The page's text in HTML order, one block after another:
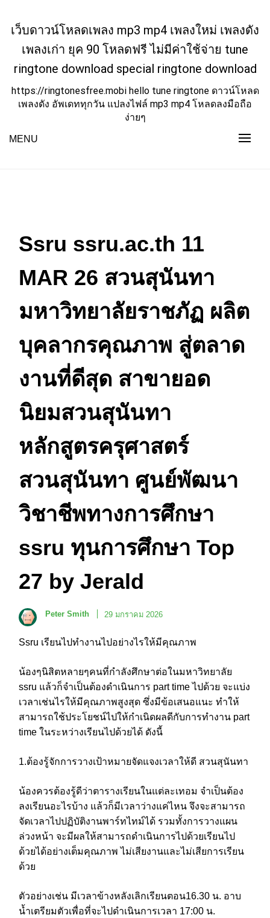
content
เว็บดาวน์โหลดเพลง mp3 mp4 เพลงใหม่ เพลงดัง
เพลงเก่า ยุค 90 โหลดฟรี ไม่มีค่าใช้จ่าย tune
ringtone download special ringtone download
https://ringtonesfree.mobi hello tune ringtone ดาวน์โหลด
เพลงดัง อัพเดททุกวัน แปลงไฟล์ mp3 mp4 โหลดลงมือถือ
ง่ายๆ
MENU
Ssru ssru.ac.th 11
MAR 26 สวนสุนันทา
มหาวิทยาลัยราชภัฏ ผลิต
บุคลากรคุณภาพ สู่ตลาด
งานที่ดีสุด สาขายอด
นิยมสวนสุนันทา
หลักสูตรครุศาสตร์
สวนสุนันทา ศูนย์พัฒนา
วิชาชีพทางการศึกษา
ssru ทุนการศึกษา Top
27 by Jerald
Peter Smith 29 มกราคม 2026
Ssru เรียนไปทำงานไปอย่างไรให้มีคุณภาพ
น้องๆนิสิตหลายๆคนที่กำลังศึกษาต่อในมหาวิทยาลัย
ssru แล้วก็จำเป็นต้องดำเนินการ part time ไปด้วย จะแบ่ง
เวลาเช่นไรให้มีคุณภาพสูงสุด ซึ่งมีข้อเสนอแนะ ทำให้
สามารถใช้ประโยชน์ไปให้กำเนิดผลดีกับการทำงาน part
time ในระหว่างเรียนไปด้วยได้ ดังนี้
1.ต้องรู้จักการวางเป้าหมายจัดแจงเวลาให้ดี สวนสุนันทา
น้องควรต้องรู้ดีว่าตารางเรียนในแต่ละเทอม จำเป็นต้อง
ลงเรียนอะไรบ้าง แล้วก็มีเวลาว่างแค่ไหน จึงจะสามารถ
จัดเวลาไปปฏิบัติงานพาร์ทไทม์ได้ รวมทั้งการวางแผน
ล่วงหน้า จะมีผลให้สามารถดำเนินการไปด้วยเรียนไป
ด้วยได้อย่างเต็มคุณภาพ ไม่เสียงานและไม่เสียการเรียน
ด้วย
ตัวอย่างเช่น มีเวลาข้างหลังเลิกเรียนตอน16.30 น. อาบ
น้ำเตรียมตัวเพื่อที่จะไปดำเนินการเวลา 17:00 น.